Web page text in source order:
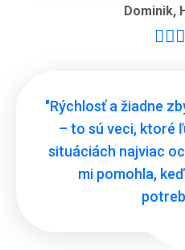
Dominik,

"Rýchlosť a žiadne
– to sú veci, ktoré
situáciách najviac
mi pomohla,